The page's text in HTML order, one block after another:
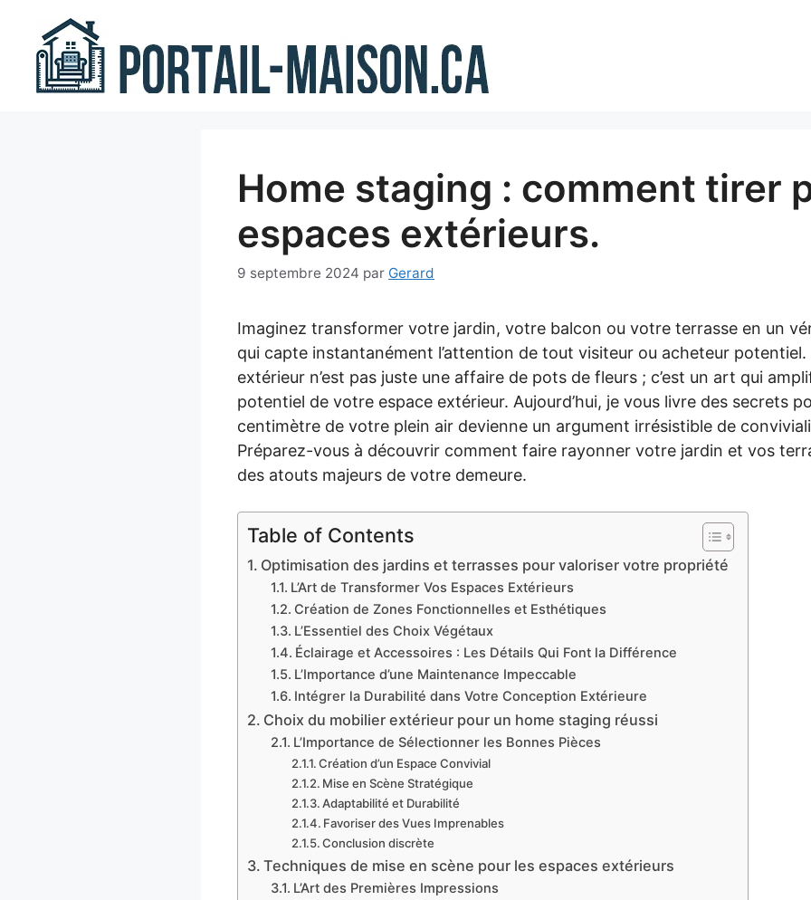
contenu
Home staging : comment tirer
espaces extérieurs.
9 septembre 2024 par Gerard
Imaginez transformer votre jardin, votre balcon ou votre terrasse en un
qui capte instantanément l’attention de tout visiteur ou acheteur
extérieur n’est pas juste une affaire de pots de fleurs ; c’est un art qui
potentiel de votre espace extérieur. Aujourd’hui, je vous livre des secrets
centimètre de votre plein air devienne un argument irrésistible de
Préparez-vous à découvrir comment faire rayonner votre jardin et vos
des atouts majeurs de votre demeure.
Table of Contents
Optimisation des jardins et terrasses pour valoriser votre propriété
L’Art de Transformer Vos Espaces Extérieurs
Création de Zones Fonctionnelles et Esthétiques
L’Essentiel des Choix Végétaux
Éclairage et Accessoires : Les Détails Qui Font la Différence
L’Importance d’une Maintenance Impeccable
Intégrer la Durabilité dans Votre Conception Extérieure
Choix du mobilier extérieur pour un home staging réussi
L’Importance de Sélectionner les Bonnes Pièces
Création d’un Espace Convivial
Mise en Scène Stratégique
Adaptabilité et Durabilité
Favoriser des Vues Imprenables
Conclusion discrète
Techniques de mise en scène pour les espaces extérieurs
L’Art des Premières Impressions